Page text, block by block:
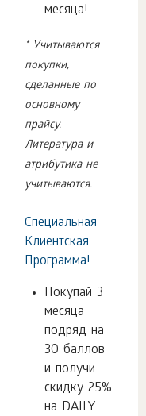
месяца!
* Учитываются
покупки,
сделанные по
основному
прайсу.
Литература и
атрибутика не
учитываются.
Специальная
Клиентская
Программа!
Покупай 3
месяца
подряд на
30 баллов
и получи
скидку 25%
на DAILY